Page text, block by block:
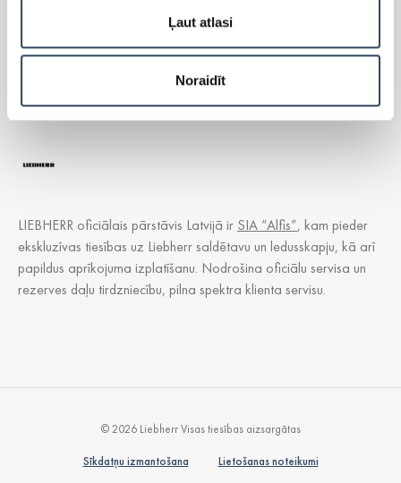
Ļaut atlasi
Noraidīt
LIEBHERR oficiālais pārstāvis Latvijā ir SIA “Alfis”, kam pieder
ekskluzīvas tiesības uz Liebherr saldētavu un ledusskapju, kā arī
papildus aprīkojuma izplatīšanu. Nodrošina oficiālu servisa un
rezerves daļu tirdzniecību, pilna spektra klienta servisu.
Cigāru skapis
© 2026 Liebherr Visas tiesības aizsargātas
Sīkdatņu izmantošana Lietošanas noteikumi